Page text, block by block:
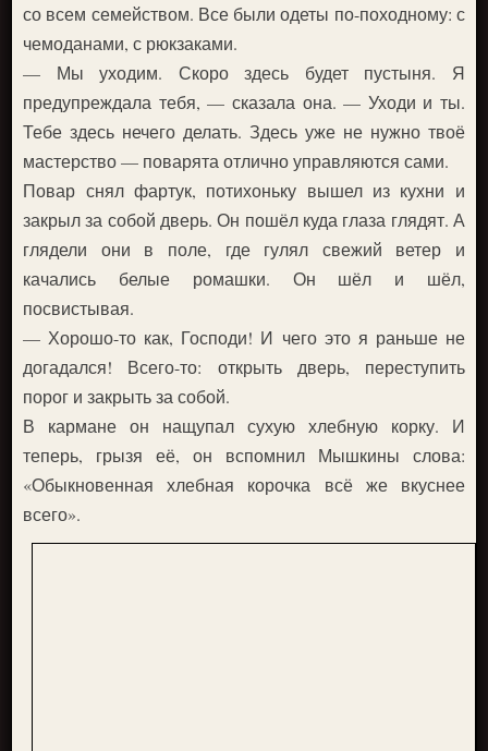
со всем семейством. Все были одеты по-походному: с
чемоданами, с рюкзаками.
— Мы уходим. Скоро здесь будет пустыня. Я
предупреждала тебя, — сказала она. — Уходи и ты.
Тебе здесь нечего делать. Здесь уже не нужно твоё
мастерство — поварята отлично управляются сами.
Повар снял фартук, потихоньку вышел из кухни и
закрыл за собой дверь. Он пошёл куда глаза глядят. А
глядели они в поле, где гулял свежий ветер и
качались белые ромашки. Он шёл и шёл,
посвистывая.
— Хорошо-то как, Господи! И чего это я раньше не
догадался! Всего-то: открыть дверь, переступить
порог и закрыть за собой.
В кармане он нащупал сухую хлебную корку. И
теперь, грызя её, он вспомнил Мышкины слова:
«Обыкновенная хлебная корочка всё же вкуснее
всего».